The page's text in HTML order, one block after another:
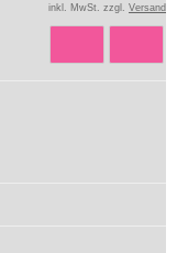
inkl. MwSt. zzgl. Versand